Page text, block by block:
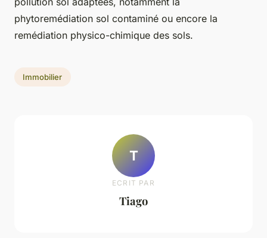
phytoremédiation sol contaminé ou encore la
remédiation physico-chimique des sols.
Immobilier
T
ECRIT PAR
Tiago